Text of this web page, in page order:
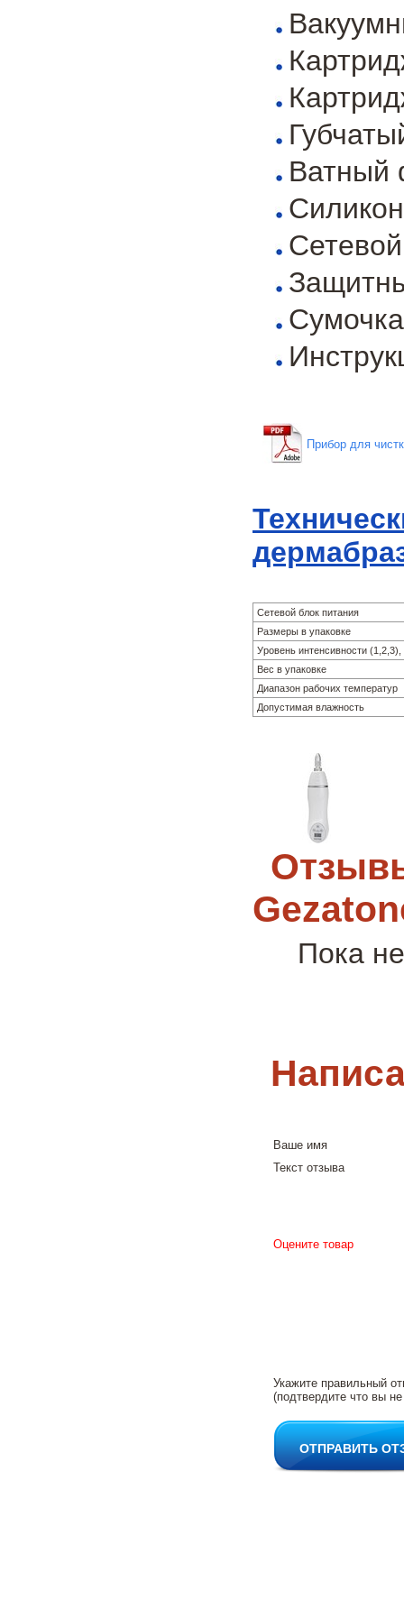
Ватный
Сумочка
Прибор для
Сетевой блок питания
Размеры в упаковке
Уровень интенсивности (1,2,3),
Вес в упаковке
Диапазон рабочих температур
Допустимая влажность
Пока
Ваше имя
Текст отзыва
Оцените товар
Укажите правильный
(подтвердите что вы
ОТПРАВИТЬ